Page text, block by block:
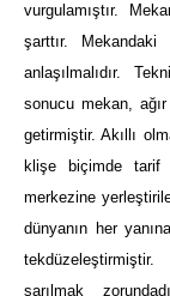
vurgulamıştır.
şarttır.
anlaşılmalıdır.
sonucu mekan, ağır
getirmiştir. Akıllı
klişe biçimde tarif
merkezine
dünyanın her
sarılmak